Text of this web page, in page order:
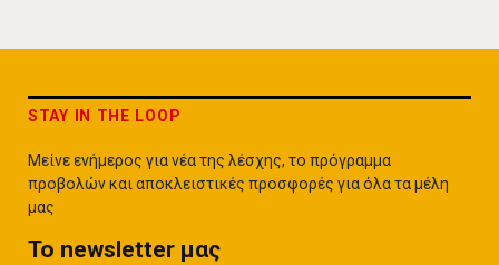
STAY IN THE LOOP
Μείνε ενήμερος για νέα της λέσχης, το πρόγραμμα
προβολών και αποκλειστικές προσφορές για όλα τα μέλη
μας
To newsletter μας